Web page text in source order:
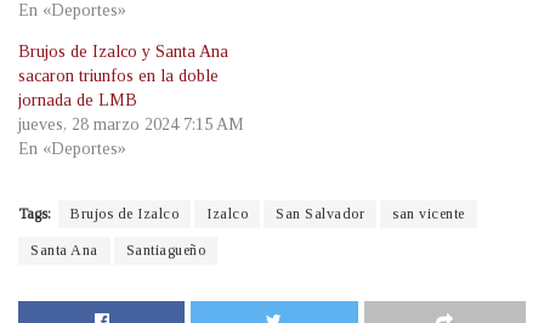
En «Deportes»
Brujos de Izalco y Santa Ana
sacaron triunfos en la doble
jornada de LMB
jueves, 28 marzo 2024 7:15 AM
En «Deportes»
Tags: Brujos de Izalco Izalco San Salvador san vicente
Santa Ana Santiagueño